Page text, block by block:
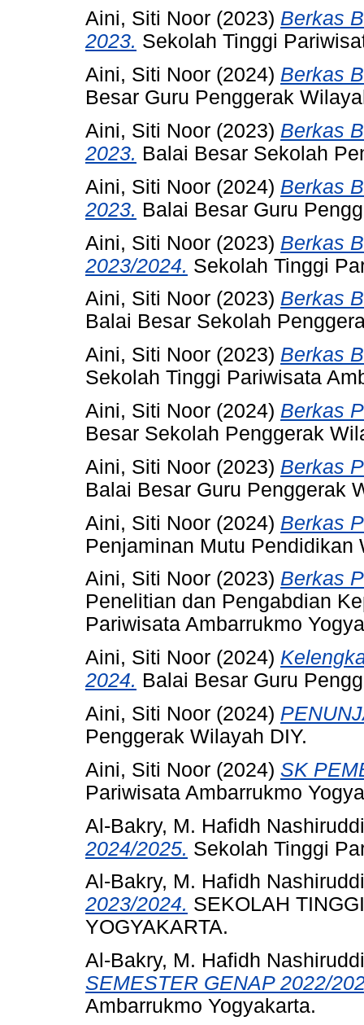
Aini, Siti Noor (2023) Berkas
2023. Sekolah Tinggi
Aini, Siti Noor (2024) Berkas
Besar Guru Penggerak
Aini, Siti Noor (2023) Berkas
2023. Balai Besar Sekolah
Aini, Siti Noor (2024) Berkas
2023. Balai Besar Guru
Aini, Siti Noor (2023) Berkas
2023/2024. Sekolah Tinggi
Aini, Siti Noor (2023) Berkas
Balai Besar Sekolah
Aini, Siti Noor (2023) Berkas
Sekolah Tinggi Pariwisata
Aini, Siti Noor (2024) Berkas
Besar Sekolah Penggerak
Aini, Siti Noor (2023) Berkas
Balai Besar Guru Penggerak
Aini, Siti Noor (2024) Berkas
Penjaminan Mutu Pendidikan
Aini, Siti Noor (2023) Berkas
Penelitian dan Pengabdian
Pariwisata Ambarrukmo
Aini, Siti Noor (2024)
2024. Balai Besar Guru
Aini, Siti Noor (2024)
Penggerak Wilayah DIY.
Aini, Siti Noor (2024) SK
Pariwisata Ambarrukmo
Al-Bakry, M. Hafidh
2024/2025. Sekolah Tinggi
Al-Bakry, M. Hafidh
2023/2024. SEKOLAH
YOGYAKARTA.
Al-Bakry, M. Hafidh
SEMESTER GENAP 2022/
Ambarrukmo Yogyakarta.